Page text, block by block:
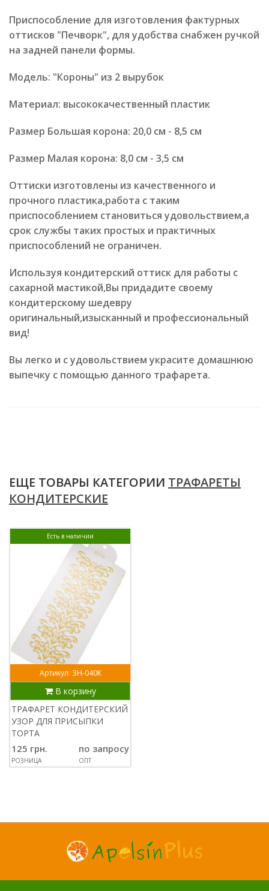
Приспособление для изготовления фактурных
оттисков "Печворк", для удобства снабжен ручкой
на задней панели формы.
Модель: "Короны" из 2 вырубок
Материал: высококачественный пластик
Размер Большая корона: 20,0 см - 8,5 см
Размер Малая корона: 8,0 см - 3,5 см
Оттиски изготовлены из качественного и
прочного пластика,работа с таким
приспособлением становиться удовольствием,а
срок службы таких простых и практичных
приспособлений не ограничен.
Используя кондитерский оттиск для работы с
сахарной мастикой,Вы придадите своему
кондитерскому шедевру
оригинальный,изысканный и профессиональный
вид!
Вы легко и с удовольствием украсите домашнюю
выпечку с помощью данного трафарета.
ЕЩЕ ТОВАРЫ КАТЕГОРИИ ТРАФАРЕТЫ
КОНДИТЕРСКИЕ
Есть в наличии
Артикул: ЗН-040К
В корзину
ТРАФАРЕТ КОНДИТЕРСКИЙ
УЗОР ДЛЯ ПРИСЫПКИ
ТОРТА
125 грн.
РОЗНИЦА
по запросу
ОПТ